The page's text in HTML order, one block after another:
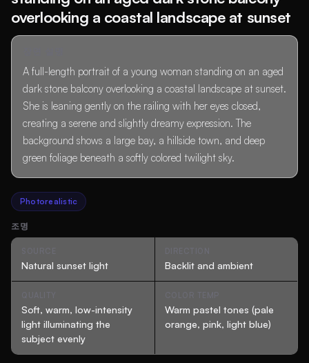
overlooking a coastal landscape at sunset
A full-length portrait of a young woman standing on an aged
dark stone balcony overlooking a coastal landscape at sunset.
She is leaning gently on the railing with her eyes closed,
creating a serene and slightly dreamy expression. The
background shows a large bay, a hillside town, and deep
green foliage beneath a softly colored twilight sky.
Photorealistic
조명
Natural sunset light Backlit and ambient
Soft, warm, low-intensity
light illuminating the
subject evenly
Warm pastel tones (pale
orange, pink, light blue)